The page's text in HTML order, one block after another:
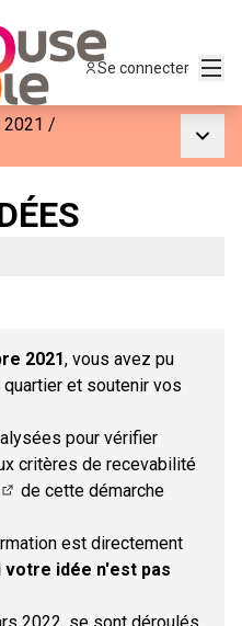
Se connecter
/
2021, vous avez pu
et soutenir vos
pour vérifier
critères de recevabilité
de cette démarche
est directement
votre idée n'est pas